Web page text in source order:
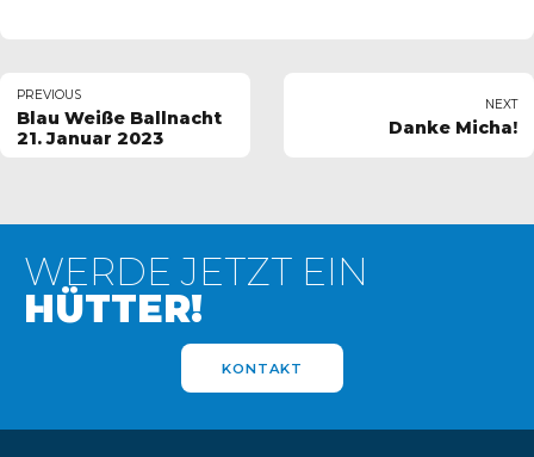
PREVIOUS
Blau Weiße Ballnacht
21. Januar 2023
NEXT
Danke Micha!
WERDE JETZT EIN
HÜTTER!
KONTAKT